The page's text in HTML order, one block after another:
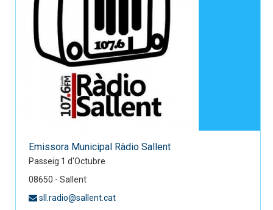
Emissora Municipal Ràdio Sallent
Passeig 1 d'Octubre
08650 - Sallent
sll.radio@sallent.cat